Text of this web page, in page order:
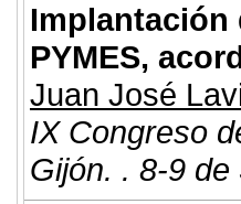
Implantación
PYMES,
Juan José
IX Congreso
Gijón. . 8-9